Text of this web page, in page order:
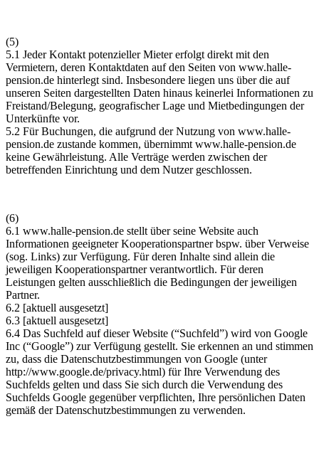
(5)
5.1 Jeder Kontakt potenzieller Mieter erfolgt direkt mit den
Vermietern, deren Kontaktdaten auf den Seiten von www.halle-
pension.de hinterlegt sind. Insbesondere liegen uns über die auf
unseren Seiten dargestellten Daten hinaus keinerlei Informationen zu
Freistand/Belegung, geografischer Lage und Mietbedingungen der
Unterkünfte vor.
5.2 Für Buchungen, die aufgrund der Nutzung von www.halle-
pension.de zustande kommen, übernimmt www.halle-pension.de
keine Gewährleistung. Alle Verträge werden zwischen der
betreffenden Einrichtung und dem Nutzer geschlossen.
(6)
6.1 www.halle-pension.de stellt über seine Website auch
Informationen geeigneter Kooperationspartner bspw. über Verweise
(sog. Links) zur Verfügung. Für deren Inhalte sind allein die
jeweiligen Kooperationspartner verantwortlich. Für deren
Leistungen gelten ausschließlich die Bedingungen der jeweiligen
Partner.
6.2 [aktuell ausgesetzt]
6.3 [aktuell ausgesetzt]
6.4 Das Suchfeld auf dieser Website (“Suchfeld”) wird von Google
Inc (“Google”) zur Verfügung gestellt. Sie erkennen an und stimmen
zu, dass die Datenschutzbestimmungen von Google (unter
http://www.google.de/privacy.html) für Ihre Verwendung des
Suchfelds gelten und dass Sie sich durch die Verwendung des
Suchfelds Google gegenüber verpflichten, Ihre persönlichen Daten
gemäß der Datenschutzbestimmungen zu verwenden.